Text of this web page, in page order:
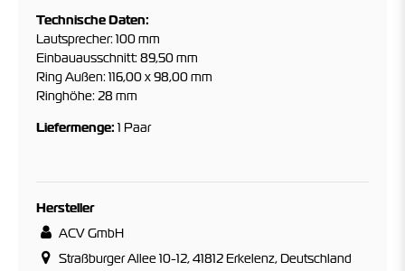
Technische Daten:
Lautsprecher: 100 mm
Einbauausschnitt: 89,50 mm
Ring Außen: 116,00 x 98,00 mm
Ringhöhe: 28 mm
Liefermenge: 1 Paar
Hersteller
ACV GmbH
Straßburger Allee 10-12, 41812 Erkelenz, Deutschland